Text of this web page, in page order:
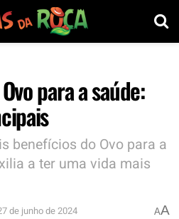
para a saúde:
benefícios do Ovo para a
a ter uma vida mais
de junho de 2024 AA